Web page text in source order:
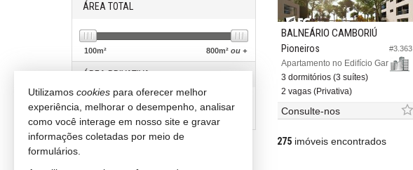
ÁREA TOTAL
100m² 800m² ou +
ÁREA PRIVATIVA
90m² 650m²
#3.363
BALNEÁRIO CAMBORIÚ
Pioneiros
Apartamento no Edifício Garden Park Home Club
3 dormitórios (3 suítes)
2 vagas (Privativa)
Consulte-nos
275imóveis encontrados
Utilizamos cookies para oferecer melhor
experiência, melhorar o desempenho, analisar
como você interage em nosso site e gravar
informações coletadas por meio de
formulários.